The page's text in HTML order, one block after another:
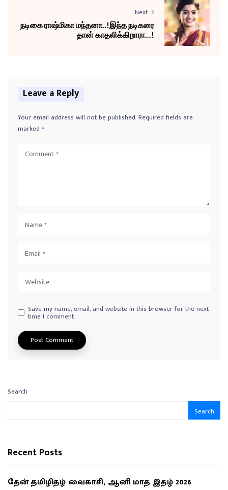
Next
நடிகை ராஷ்மிகா மந்தனா..!இந்த நடிகரை
தான் காதலிக்கிறாரா...!
Leave a Reply
Your email address will not be published.Required fields are
marked *
Save my name, email, and website in this browser for the next
time I comment.
Search
Search
Recent Posts
தேன் தமிழிதழ் வைகாசி, ஆனி மாத இதழ் 2026